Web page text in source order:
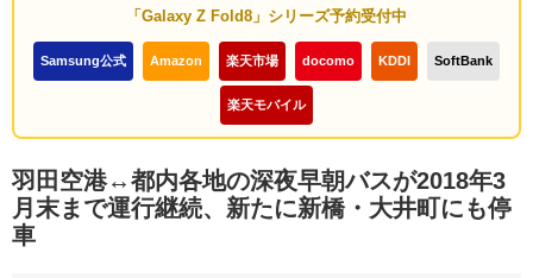
「Galaxy Z Fold8」シリーズ予約受付中
Samsung公式 Amazon 楽天市場 docomo KDDI SoftBank
楽天モバイル
羽田空港↔都内各地の深夜早朝バスが2018年3
月末まで運行継続、新たに新橋・大井町にも停
車